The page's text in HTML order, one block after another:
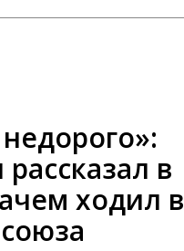
в
ходил в